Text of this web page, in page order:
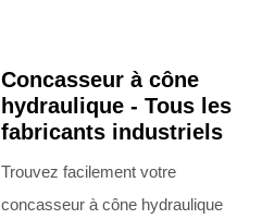
Concasseur à cône
hydraulique - Tous les
fabricants industriels
Trouvez facilement votre
concasseur à cône hydraulique